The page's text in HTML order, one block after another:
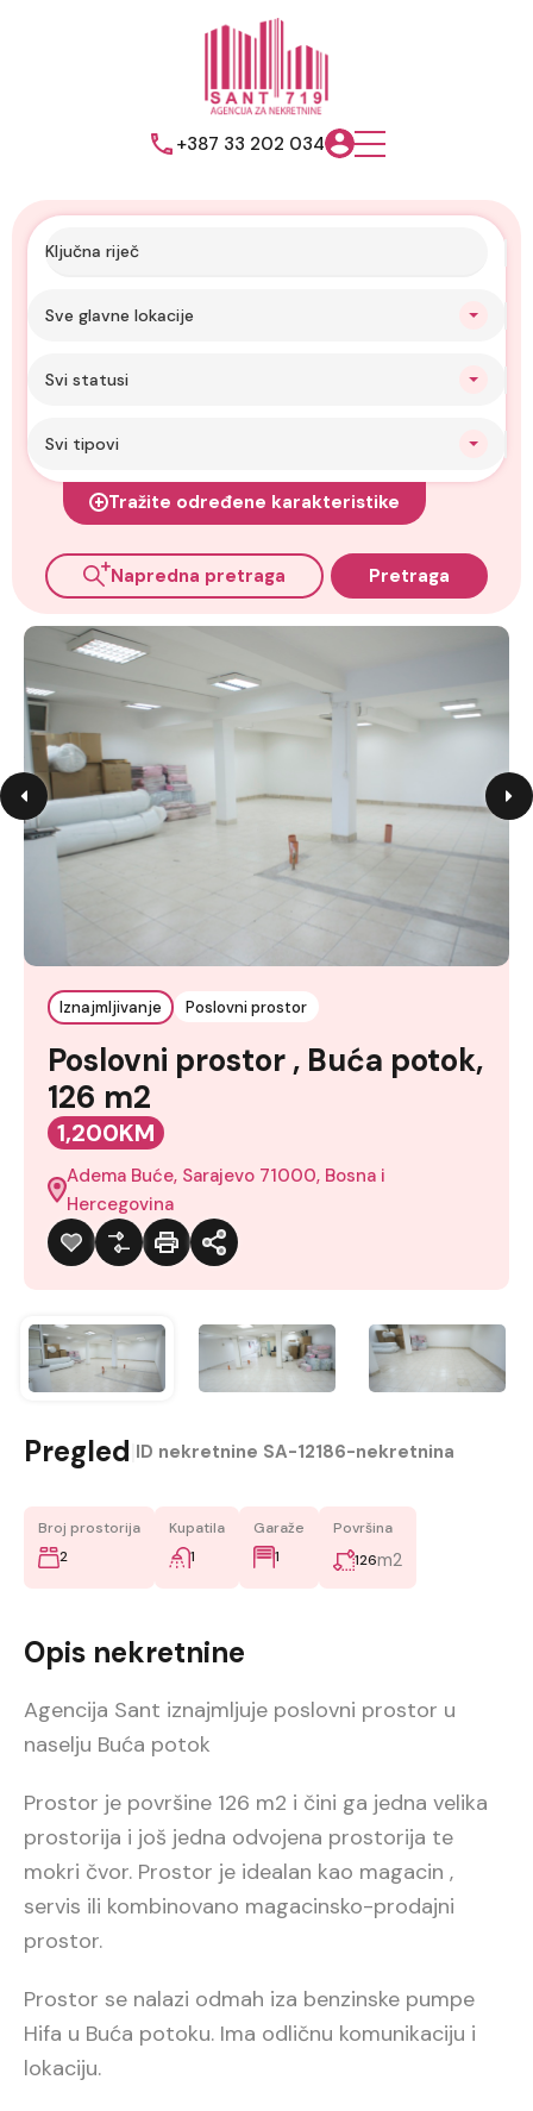
+387 33 202 034
Sve glavne lokacije
Svi statusi
Svi tipovi
Tražite određene karakteristike
Napredna pretraga Pretraga
Iznajmljivanje Poslovni prostor
Poslovni prostor , Buća potok,
126 m2
1,200KM
Adema Buće, Sarajevo 71000, Bosna i
Hercegovina
Pregled ID nekretnine SA-12186-nekretnina
Broj prostorija
2
Kupatila
1
Garaže
1
Površina
126m2
Opis nekretnine
Agencija Sant iznajmljuje poslovni prostor u
naselju Buća potok
Prostor je površine 126 m2 i čini ga jedna velika
prostorija i još jedna odvojena prostorija te
mokri čvor. Prostor je idealan kao magacin ,
servis ili kombinovano magacinsko-prodajni
prostor.
Prostor se nalazi odmah iza benzinske pumpe
Hifa u Buća potoku. Ima odličnu komunikaciju i
lokaciju.